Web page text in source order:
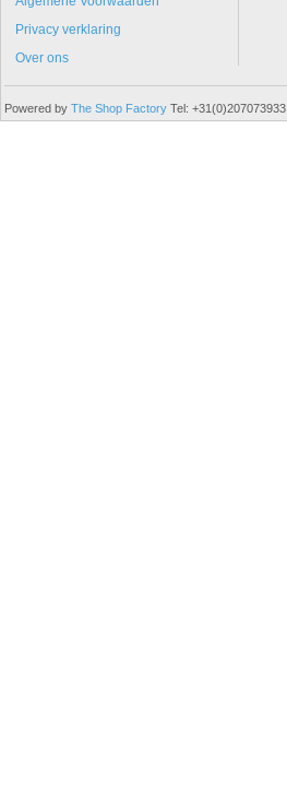
Privacy verklaring
Over ons
Powered by The Shop Factory Tel: +31(0)207073933